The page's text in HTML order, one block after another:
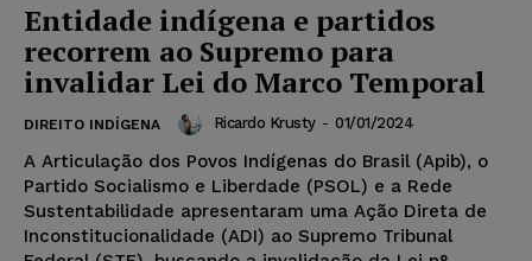
Entidade indígena e partidos
recorrem ao Supremo para
invalidar Lei do Marco Temporal
DIREITO INDÍGENA Ricardo Krusty - 01/01/2024
A Articulação dos Povos Indígenas do Brasil (Apib), o
Partido Socialismo e Liberdade (PSOL) e a Rede
Sustentabilidade apresentaram uma Ação Direta de
Inconstitucionalidade (ADI) ao Supremo Tribunal